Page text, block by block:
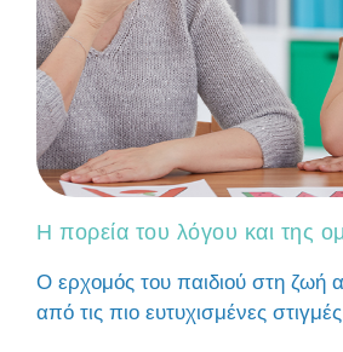
Η πορεία του λόγου και της
Ο ερχομός του παιδιού στη ζωή
από τις πιο ευτυχισμένες